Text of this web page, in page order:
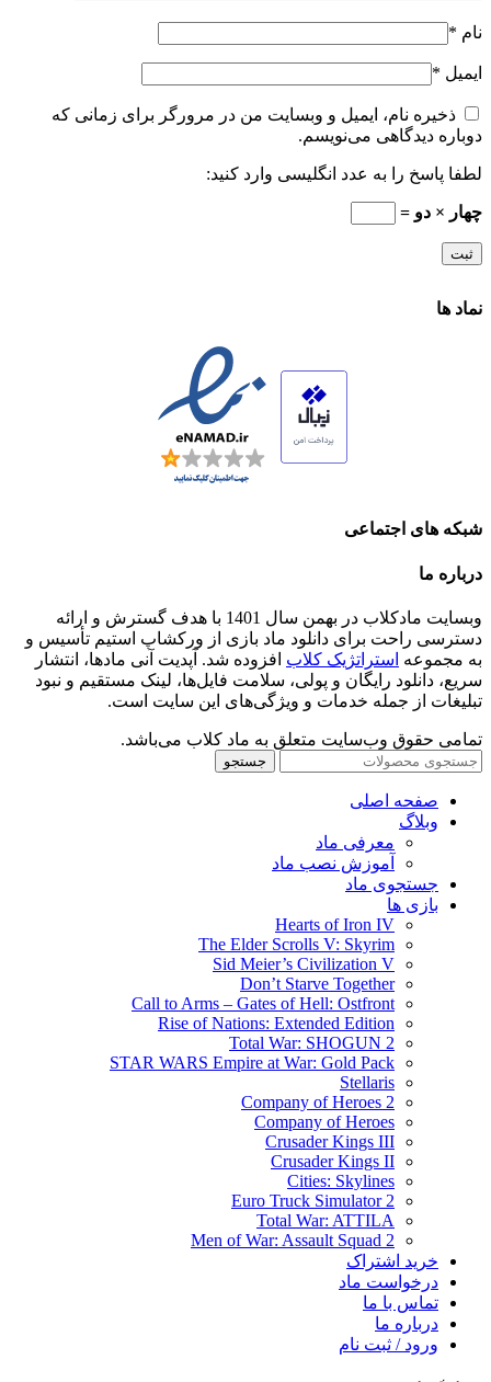
نام *
ایمیل *
ذخیره نام، ایمیل و وبسایت من در مرورگر برای زمانی که
دوباره دیدگاهی می‌نویسم.
لطفا پاسخ را به عدد انگلیسی وارد کنید:
چهار × دو =
نماد ها
شبکه های اجتماعی
درباره ما
وبسایت مادکلاب در بهمن سال 1401 با هدف گسترش و ارائه
دسترسی راحت برای دانلود ماد بازی از ورکشاپ استیم تأسیس و
به مجموعه استراتژیک کلاب افزوده شد. آپدیت آنی مادها، انتشار
سریع، دانلود رایگان و پولی، سلامت فایل‌ها، لینک مستقیم و نبود
تبلیغات از جمله خدمات و ویژگی‌های این سایت است.
تمامی حقوق وب‌سایت متعلق به ماد کلاب می‌باشد.
جستجو
صفحه اصلی
وبلاگ
معرفی ماد
آموزش نصب ماد
جستجوی ماد
بازی ها
Hearts of Iron IV
The Elder Scrolls V: Skyrim
Sid Meier’s Civilization V
Don’t Starve Together
Call to Arms – Gates of Hell: Ostfront
Rise of Nations: Extended Edition
Total War: SHOGUN 2
STAR WARS Empire at War: Gold Pack
Stellaris
Company of Heroes 2
Company of Heroes
Crusader Kings III
Crusader Kings II
Cities: Skylines
Euro Truck Simulator 2
Total War: ATTILA
Men of War: Assault Squad 2
خرید اشتراک
درخواست ماد
تماس با ما
درباره ما
ورود / ثبت نام